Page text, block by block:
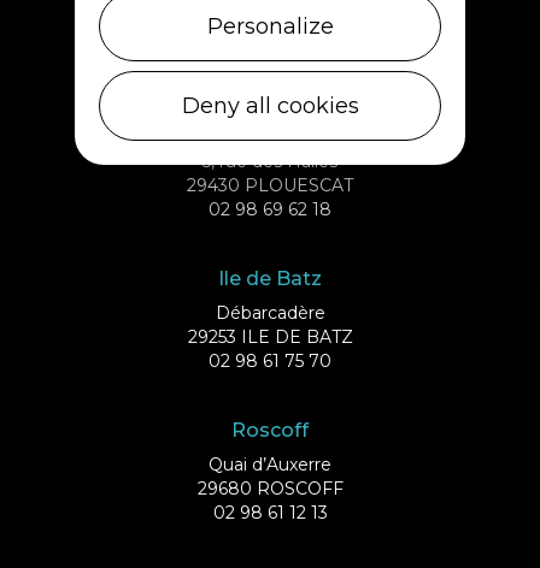
5, rue des Halles
29430 PLOUESCAT
02 98 69 62 18
Ile de Batz
Débarcadère
29253 ILE DE BATZ
02 98 61 75 70
Roscoff
Quai d’Auxerre
29680 ROSCOFF
02 98 61 12 13
Personalize
Deny all cookies